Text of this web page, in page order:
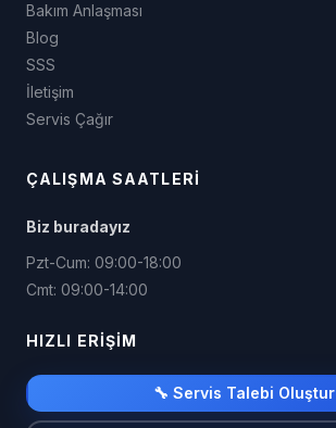
Bakım Anlaşması
Blog
SSS
İletişim
Servis Çağır
ÇALIŞMA SAATLERI
Biz buradayız
Pzt-Cum: 09:00-18:00
Cmt: 09:00-14:00
HIZLI ERIŞIM
🔧 Servis Talebi Oluştur